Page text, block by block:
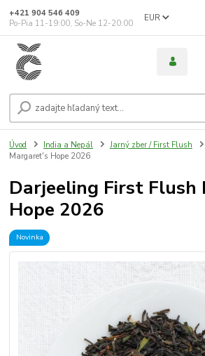
EUR
+421 904 546 409
Po-Pia 11-19:00, So-Ne 12-20:00
Úvod India a Nepál Jarný zber / First Flush
Margaret's Hope 2026
Darjeeling First Flush
Hope 2026
Novinka